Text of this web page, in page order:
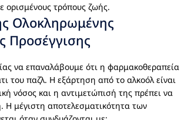
ορισμένους τρόπους ζωής.
Ολοκληρωμένης
Προσέγγισης
να επαναλάβουμε ότι η φαρμακοθεραπεία
του παζλ. Η εξάρτηση από το αλκοόλ είναι
νόσος και η αντιμετώπισή της πρέπει να
Η μέγιστη αποτελεσματικότητα των